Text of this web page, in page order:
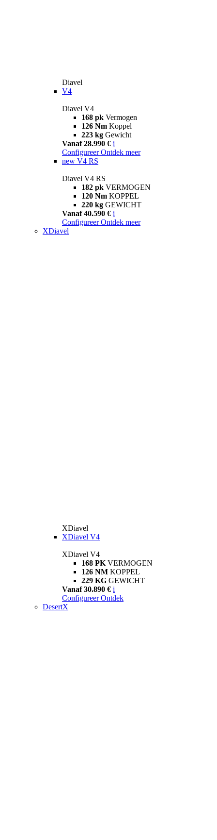
Diavel
V4
Diavel V4
168 pk Vermogen
126 Nm Koppel
223 kg Gewicht
Vanaf 28.990 € i
Configureer Ontdek meer
new V4 RS
Diavel V4 RS
182 pk VERMOGEN
120 Nm KOPPEL
220 kg GEWICHT
Vanaf 40.590 € i
Configureer Ontdek meer
XDiavel
XDiavel
XDiavel V4
XDiavel V4
168 PK VERMOGEN
126 NM KOPPEL
229 KG GEWICHT
Vanaf 30.890 € i
Configureer Ontdek
DesertX